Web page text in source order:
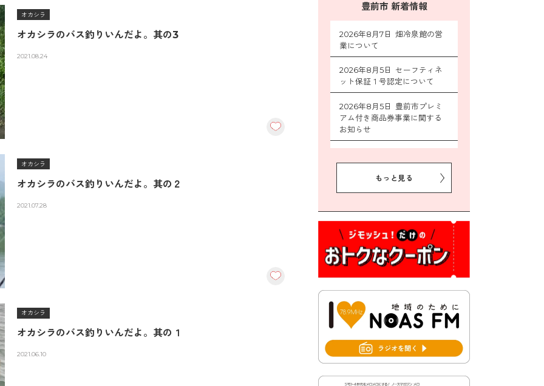
オカシラ
オカシラのバス釣りいんだよ。其の3
2021.08.24
オカシラ
オカシラのバス釣りいんだよ。其の２
2021.07.28
オカシラ
オカシラのバス釣りいんだよ。其の１
2021.06.10
豊前市 新着情報
2026年8月7日 畑冷泉館の営
業について
2026年8月5日 セーフティネ
ット保証１号認定について
2026年8月5日 豊前市プレミ
アム付き商品券事業に関する
お知らせ
ン作戦参加者募集
対抗「福岡駅伝」出場選手募
集！
2026年7月31日 第６次豊前市
総合計画後期基本計画策定業
書が変わります！
もっと見る